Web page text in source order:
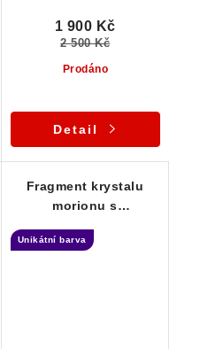
Prodáno
1 900 Kč
2 500 Kč
Detail
Fragment krystalu
morionu s
Unikátní barva